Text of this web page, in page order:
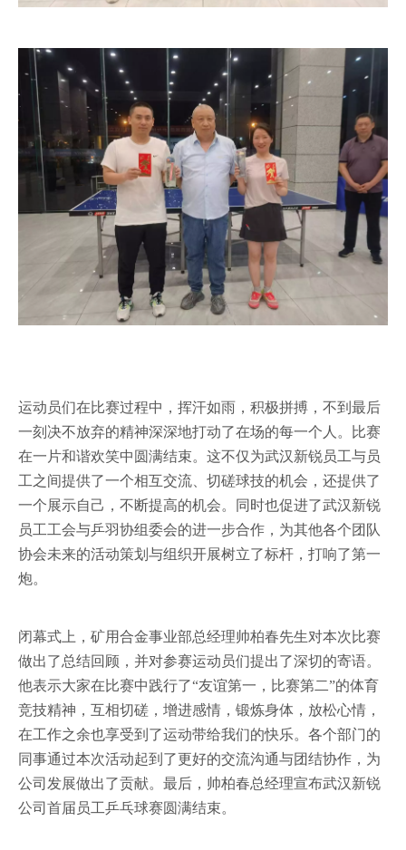
运动员们在比赛过程中，挥汗如雨，积极拼搏，不到最后
一刻决不放弃的精神深深地打动了在场的每一个人。比赛
在一片和谐欢笑中圆满结束。这不仅为武汉新锐员工与员
工之间提供了一个相互交流、切磋球技的机会，还提供了
一个展示自己，不断提高的机会。同时也促进了武汉新锐
员工工会与乒羽协组委会的进一步合作，为其他各个团队
协会未来的活动策划与组织开展树立了标杆，打响了第一
炮。
闭幕式上，矿用合金事业部总经理帅柏春先生对本次比赛
做出了总结回顾，并对参赛运动员们提出了深切的寄语。
他表示大家在比赛中践行了“友谊第一，比赛第二”的体育
竞技精神，互相切磋，增进感情，锻炼身体，放松心情，
在工作之余也享受到了运动带给我们的快乐。各个部门的
同事通过本次活动起到了更好的交流沟通与团结协作，为
公司发展做出了贡献。最后，帅柏春总经理宣布武汉新锐
公司首届员工乒乓球赛圆满结束。